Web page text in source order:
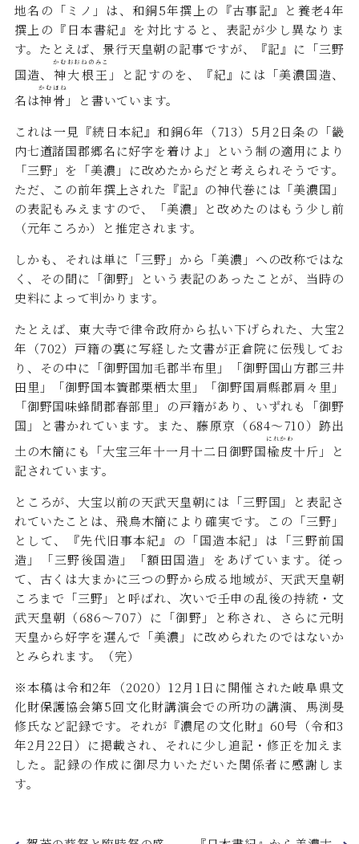
地名の「ミノ」は、和銅5年撰上の『古事記』と養老4年
撰上の『日本書紀』を対比すると、表記が少し異なりま
す。たとえば、景行天皇朝の記事ですが、『記』に「三野
国造、 神大根王
かむおおねのみこ
」と記すのを、『紀』には「美濃国造、
名は神骨
かむほね
」と書いています。
これは一見『続日本紀』和銅6年（713）5月2日条の「畿
内七道諸国郡郷名に好字を着けよ」という制の適用により
「三野」を「美濃」に改めたからだと考えられそうです。
ただ、この前年撰上された『記』の神代巻には「美濃国」
の表記もみえますので、「美濃」と改めたのはもう少し前
（元年ころか）と推定されます。
しかも、それは単に「三野」から「美濃」への改称ではな
く、その間に「御野」という表記のあったことが、当時の
史料によって判かります。
たとえば、東大寺で律令政府から払い下げられた、大宝2
年（702）戸籍の裏に写経した文書が正倉院に伝残してお
り、その中に「御野国加毛郡半布里」「御野国山方郡三井
田里」「御野国本簀郡栗栖太里」「御野国肩縣郡肩々里」
「御野国味蜂間郡春部里」の戸籍があり、いずれも「御野
国」と書かれています。また、藤原京（684～710）跡出
土の木簡にも「大宝三年十一月十二日御野国楡皮
にれかわ
十斤」と
記されています。
ところが、大宝以前の天武天皇朝には「三野国」と表記さ
れていたことは、飛鳥木簡により確実です。この「三野」
として、『先代旧事本紀』の「国造本紀」は「三野前国
造」「三野後国造」「額田国造」をあげています。従っ
て、古くは大まかに三つの野から成る地域が、天武天皇朝
ころまで「三野」と呼ばれ、次いで壬申の乱後の持統・文
武天皇朝（686～707）に「御野」と称され、さらに元明
天皇から好字を選んで「美濃」に改められたのではないか
とみられます。（完）
※本稿は令和2年（2020）12月1日に開催された岐阜県文
化財保護協会第5回文化財講演会での所功の講演、馬渕旻
修氏など記録です。それが『濃尾の文化財』60号（令和3
年2月22日）に掲載され、それに少し追記・修正を加えま
した。記録の作成に御尽力いただいた関係者に感謝しま
す。